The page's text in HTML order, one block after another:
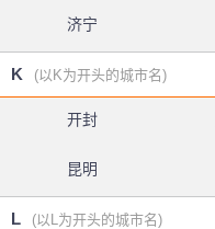
济宁
K (以K为开头的城市名)
开封
昆明
L (以L为开头的城市名)